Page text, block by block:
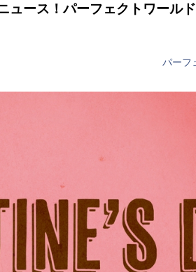
ュース！パーフェクトワールド
パーフ